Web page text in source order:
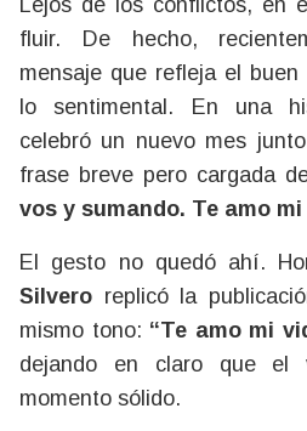
fluir. De hecho,
mensaje que refleja el
lo sentimental. En una
celebró un nuevo mes
frase breve pero cargada
vos y sumando. Te amo mi
El gesto no quedó ahí.
Silvero replicó la
mismo tono: “Te amo mi
dejando en claro que el
momento sólido.